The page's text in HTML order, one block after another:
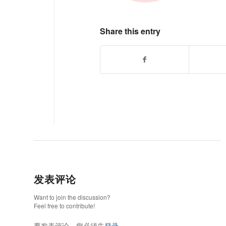
Share this entry
发表评论
Want to join the discussion?
Feel free to contribute!